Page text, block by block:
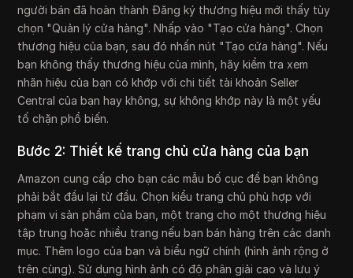
người bán đã hoàn thành Đăng ký thương hiệu mới thấy tùy
chọn "Quản lý cửa hàng". Nhấp vào "Tạo cửa hàng". Chọn
thương hiệu của bạn, sau đó nhấn nút "Tạo cửa hàng". Nếu
bạn không thấy thương hiệu của mình, hãy kiểm tra xem
nhãn hiệu của bạn có khớp với chi tiết tài khoản Seller
Central của bạn hay không, sự không khớp này là một yếu
tố chặn phổ biến.
Bước 2: Thiết kế trang chủ cửa hàng của bạn
Amazon cung cấp cho bạn các mẫu bố cục để bạn không
phải bắt đầu lại từ đầu. Chọn kiểu trang chủ phù hợp với
phạm vi sản phẩm của bạn, một trang cho một thương hiệu
tập trung hoặc nhiều trang nếu bạn bán hàng trên các danh
mục. Thêm logo của bạn và biểu ngữ chính (hình ảnh rộng ở
trên cùng). Sử dụng hình ảnh có độ phân giải cao và lưu ý